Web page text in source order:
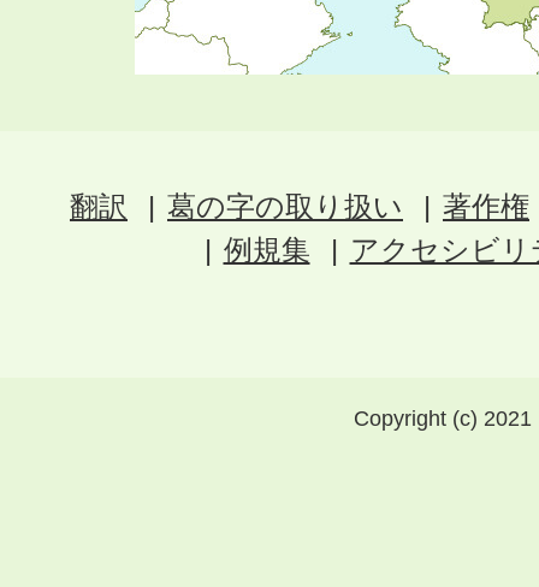
翻訳 葛の字の取り扱い
著作権
例規集
アクセシビ
Copyright (c)